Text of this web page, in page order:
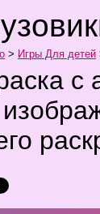
> Игры Для детей
с